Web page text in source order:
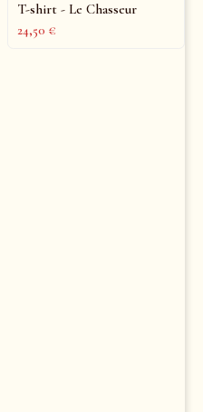
T-shirt - Le Chasseur
24,50 €